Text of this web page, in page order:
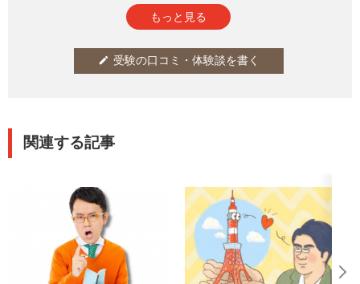
そうでない人も、3級に特化した問題集で余裕です。
もっと見る
edit 受験の口コミ・体験談を書く
関連する記事